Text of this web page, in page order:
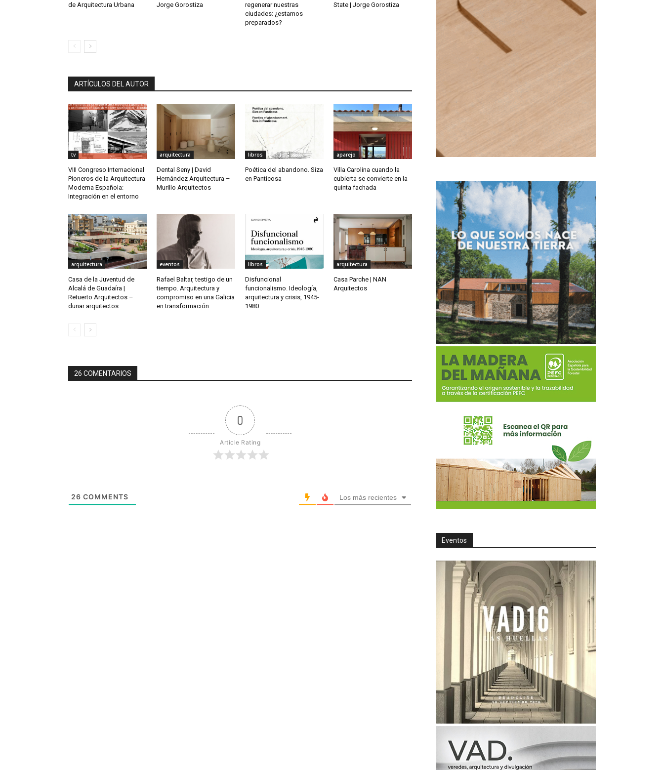
de Arquitectura Urbana
Jorge Gorostiza
regenerar nuestras
ciudades: ¿estamos
preparados?
State | Jorge Gorostiza
ARTÍCULOS DEL AUTOR
tv
VIII Congreso Internacional
Pioneros de la Arquitectura
Moderna Española:
Integración en el entorno
arquitectura
Dental Seny | David
Hernández Arquitectura –
Murillo Arquitectos
libros
Poética del abandono. Siza
en Panticosa
aparejo
Villa Carolina cuando la
cubierta se convierte en la
quinta fachada
arquitectura
Casa de la Juventud de
Alcalá de Guadaíra |
Retuerto Arquitectos –
dunar arquitectos
eventos
Rafael Baltar, testigo de un
tiempo. Arquitectura y
compromiso en una Galicia
en transformación
libros
Disfuncional
funcionalismo. Ideología,
arquitectura y crisis, 1945-
1980
arquitectura
Casa Parche | NAN
Arquitectos
26 COMENTARIOS
0
Article Rating
26 COMMENTS Los más recientes
Eventos